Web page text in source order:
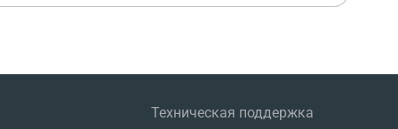
Техническая поддержка